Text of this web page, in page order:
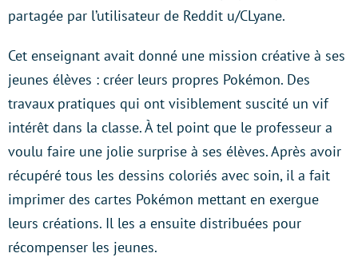
partagée par l’utilisateur de Reddit u/CLyane.
Cet enseignant avait donné une mission créative à ses
jeunes élèves : créer leurs propres Pokémon. Des
travaux pratiques qui ont visiblement suscité un vif
intérêt dans la classe. À tel point que le professeur a
voulu faire une jolie surprise à ses élèves. Après avoir
récupéré tous les dessins coloriés avec soin, il a fait
imprimer des cartes Pokémon mettant en exergue
leurs créations. Il les a ensuite distribuées pour
récompenser les jeunes.